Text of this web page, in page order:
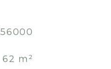
56000
62 m²